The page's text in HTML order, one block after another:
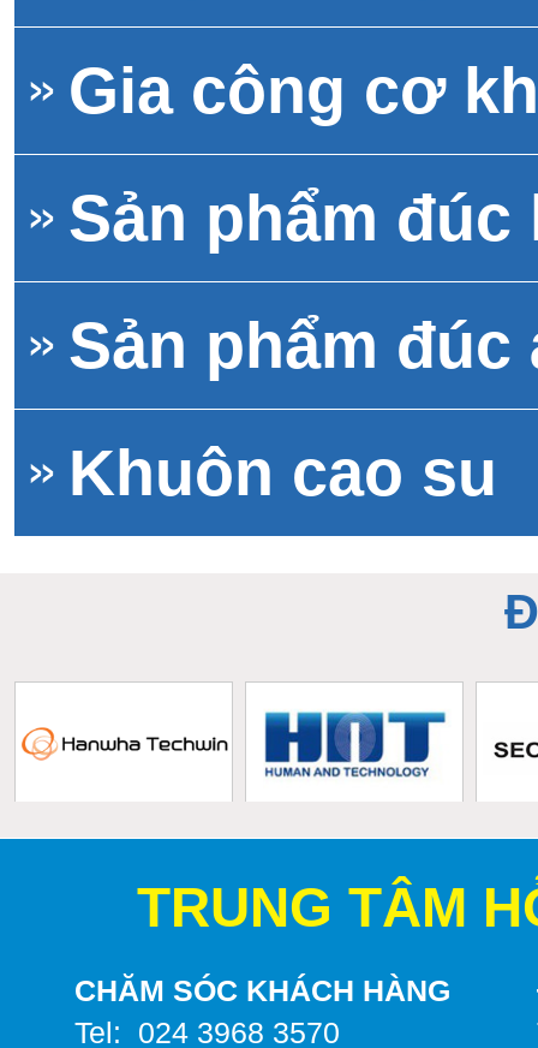
Gia công cơ
Sản phẩm đúc
Sản phẩm đúc
Khuôn cao su
TRUNG TÂM
CHĂM SÓC KHÁCH HÀNG
Tel: 024 3968 3570